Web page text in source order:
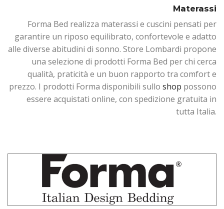
Materassi
Forma Bed realizza materassi e cuscini pensati per
garantire un riposo equilibrato, confortevole e adatto
alle diverse abitudini di sonno. Store Lombardi propone
una selezione di prodotti Forma Bed per chi cerca
qualità, praticità e un buon rapporto tra comfort e
prezzo. I prodotti Forma disponibili sullo shop possono
essere acquistati online, con spedizione gratuita in
tutta Italia.